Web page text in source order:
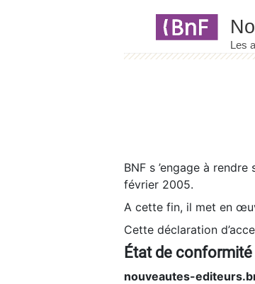
BNF s ’engage à
février 2005.
A cette fin, il met en
Cette déclaration
État de conformité
nouveautes-